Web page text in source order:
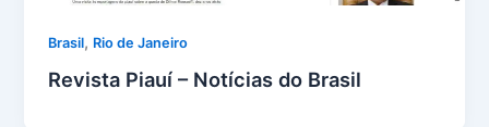
Brasil, Rio de Janeiro
Revista Piauí – Notícias do Brasil